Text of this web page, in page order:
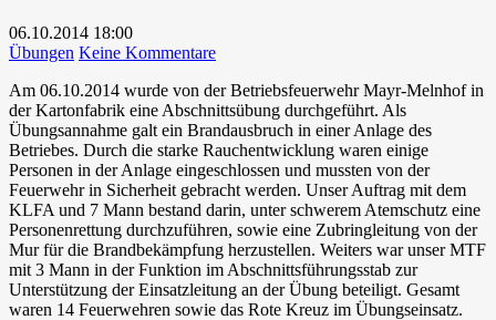
06.10.2014 18:00
Übungen Keine Kommentarezu
in
Frohnleiten
Am 06.10.2014 wurde von der Betriebsfeuerwehr Mayr-Melnhof in
der Kartonfabrik eine Abschnittsübung durchgeführt. Als
Übungsannahme galt ein Brandausbruch in einer Anlage des
Betriebes. Durch die starke Rauchentwicklung waren einige
Personen in der Anlage eingeschlossen und mussten von der
Feuerwehr in Sicherheit gebracht werden. Unser Auftrag mit dem
KLFA und 7 Mann bestand darin, unter schwerem Atemschutz eine
Personenrettung durchzuführen, sowie eine Zubringleitung von der
Mur für die Brandbekämpfung herzustellen. Weiters war unser MTF
mit 3 Mann in der Funktion im Abschnittsführungsstab zur
Unterstützung der Einsatzleitung an der Übung beteiligt. Gesamt
waren 14 Feuerwehren sowie das Rote Kreuz im Übungseinsatz.